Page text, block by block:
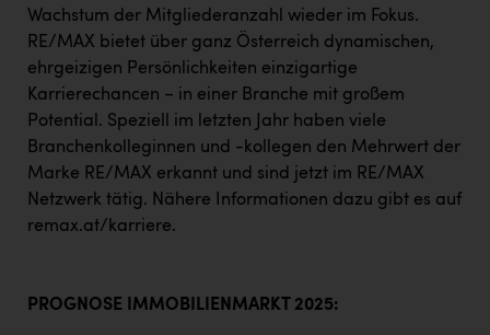
Wachstum der Mitgliederanzahl wieder im Fokus.
RE/MAX bietet über ganz Österreich dynamischen,
ehrgeizigen Persönlichkeiten einzigartige
Karrierechancen − in einer Branche mit großem
Potential. Speziell im letzten Jahr haben viele
Branchenkolleginnen und -kollegen den Mehrwert der
Marke RE/MAX erkannt und sind jetzt im RE/MAX
Netzwerk tätig. Nähere Informationen dazu gibt es auf
remax.at/karriere.
PROGNOSE IMMOBILIENMARKT 2025: